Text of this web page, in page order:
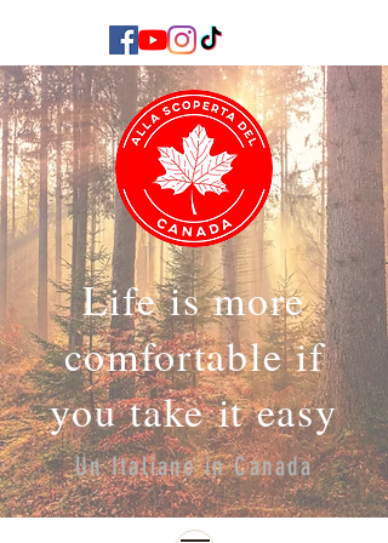
Life is more
comfortable if
you take it easy
Un Italiano in Canada